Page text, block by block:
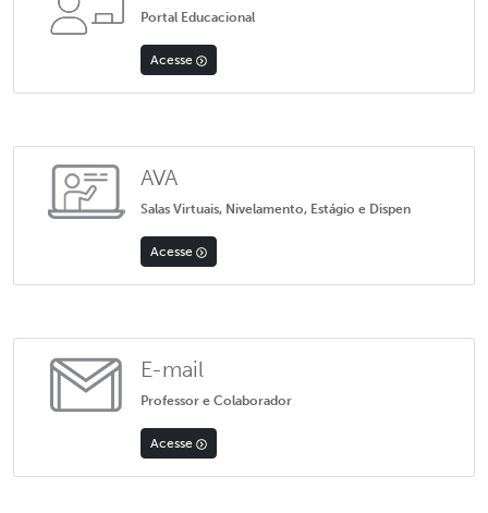
Portal Educacional
Acesse
AVA
Salas Virtuais, Nivelamento, Estágio e Dispen
Acesse
E-mail
Professor e Colaborador
Acesse